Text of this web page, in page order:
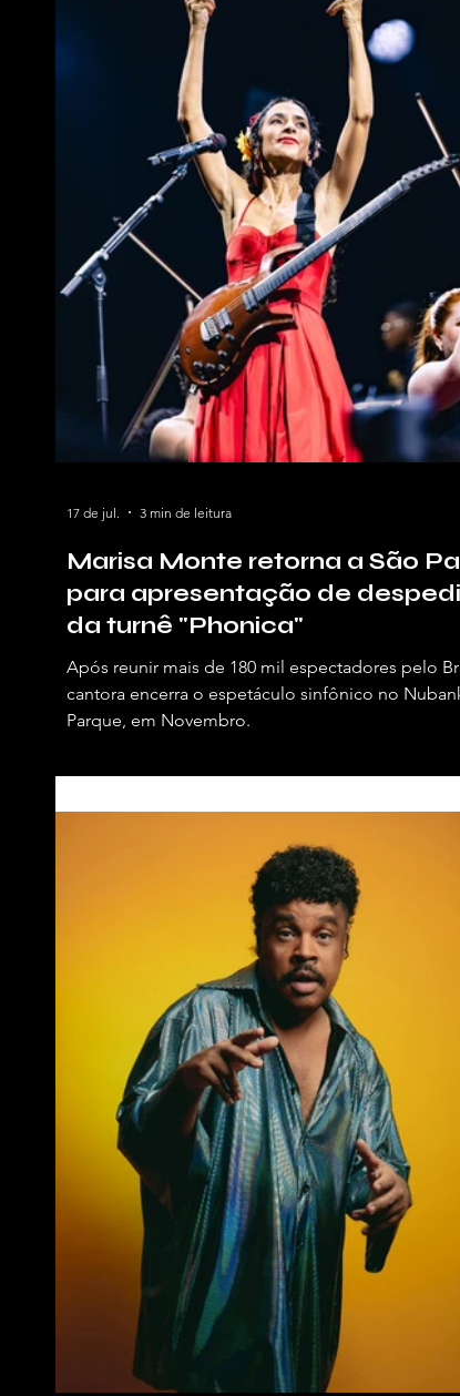
Marisa Monte retorna a São
para apresentação de
da turnê "Phonica"
Após reunir mais de 180 mil espectadores pelo
cantora encerra o espetáculo sinfônico no
Parque, em Novembro.
17 de jul. 3 min de leitura